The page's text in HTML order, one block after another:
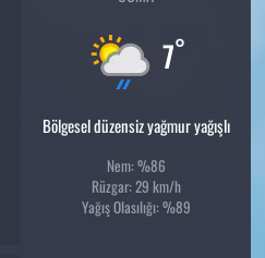
7°
Bölgesel düzensiz yağmur yağışlı
Nem: %86
Rüzgar: 29 km/h
Yağış Olasılığı: %89